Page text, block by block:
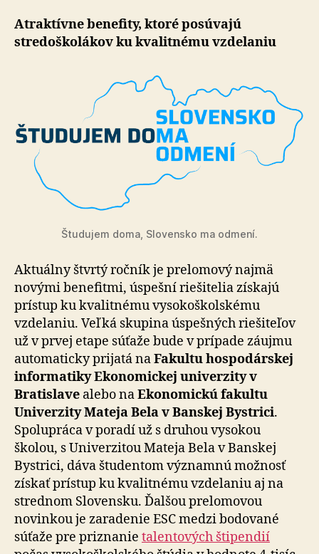
Atraktívne benefity, ktoré posúvajú
stredoškolákov ku kvalitnému vzdelaniu
Študujem doma, Slovensko ma odmení.
Aktuálny štvrtý ročník je prelomový najmä
novými benefitmi, úspešní riešitelia získajú
prístup ku kva­lit­né­mu vysokoškolskému
vzdelaniu. Veľká skupina úspešných riešiteľov
už v prvej etape súťaže bude v prípade záujmu
automaticky prijatá naFakultu hospodárskej
informatiky Ekonomickej univerzity v
Bratislave alebo naEkonomickú fakultu
Univerzity Mateja Bela v Banskej Bystrici.
Spolupráca v poradí už s druhou vysokou
školou, s Univerzitou Mateja Bela v Banskej
Bystrici, dáva študentom významnú možnosť
získať prístup ku kvalitnému vzdelaniu aj na
strednom Slovensku. Ďalšou prelomovou
novinkou je zaradenie ESC medzi bodované
súťaže pre priznanie talentových štipendií